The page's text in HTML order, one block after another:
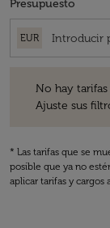
Presupuesto
EUR
No hay
Ajuste sus
* Las tarifas que se
posible que ya no
aplicar tarifas y cargos